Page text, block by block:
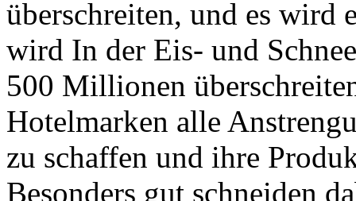
überschreiten, und es wird
wird In der Eis- und
500 Millionen
Hotelmarken alle
zu schaffen und ihre
Besonders gut schneiden